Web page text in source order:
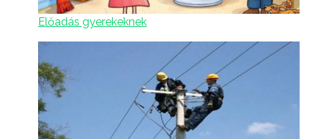
Előadás gyerekeknek